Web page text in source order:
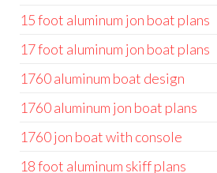
15 foot aluminum jon boat plans
17 foot aluminum jon boat plans
1760 aluminum boat design
1760 aluminum jon boat plans
1760 jon boat with console
18 foot aluminum skiff plans